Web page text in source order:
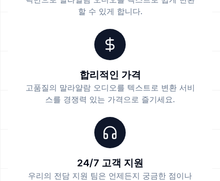
할 수 있게 합니다.
합리적인 가격
고품질의 말라얄람 오디오를 텍스트로 변환 서비
스를 경쟁력 있는 가격으로 즐기세요.
24/7 고객 지원
우리의 전담 지원 팀은 언제든지 궁금한 점이나